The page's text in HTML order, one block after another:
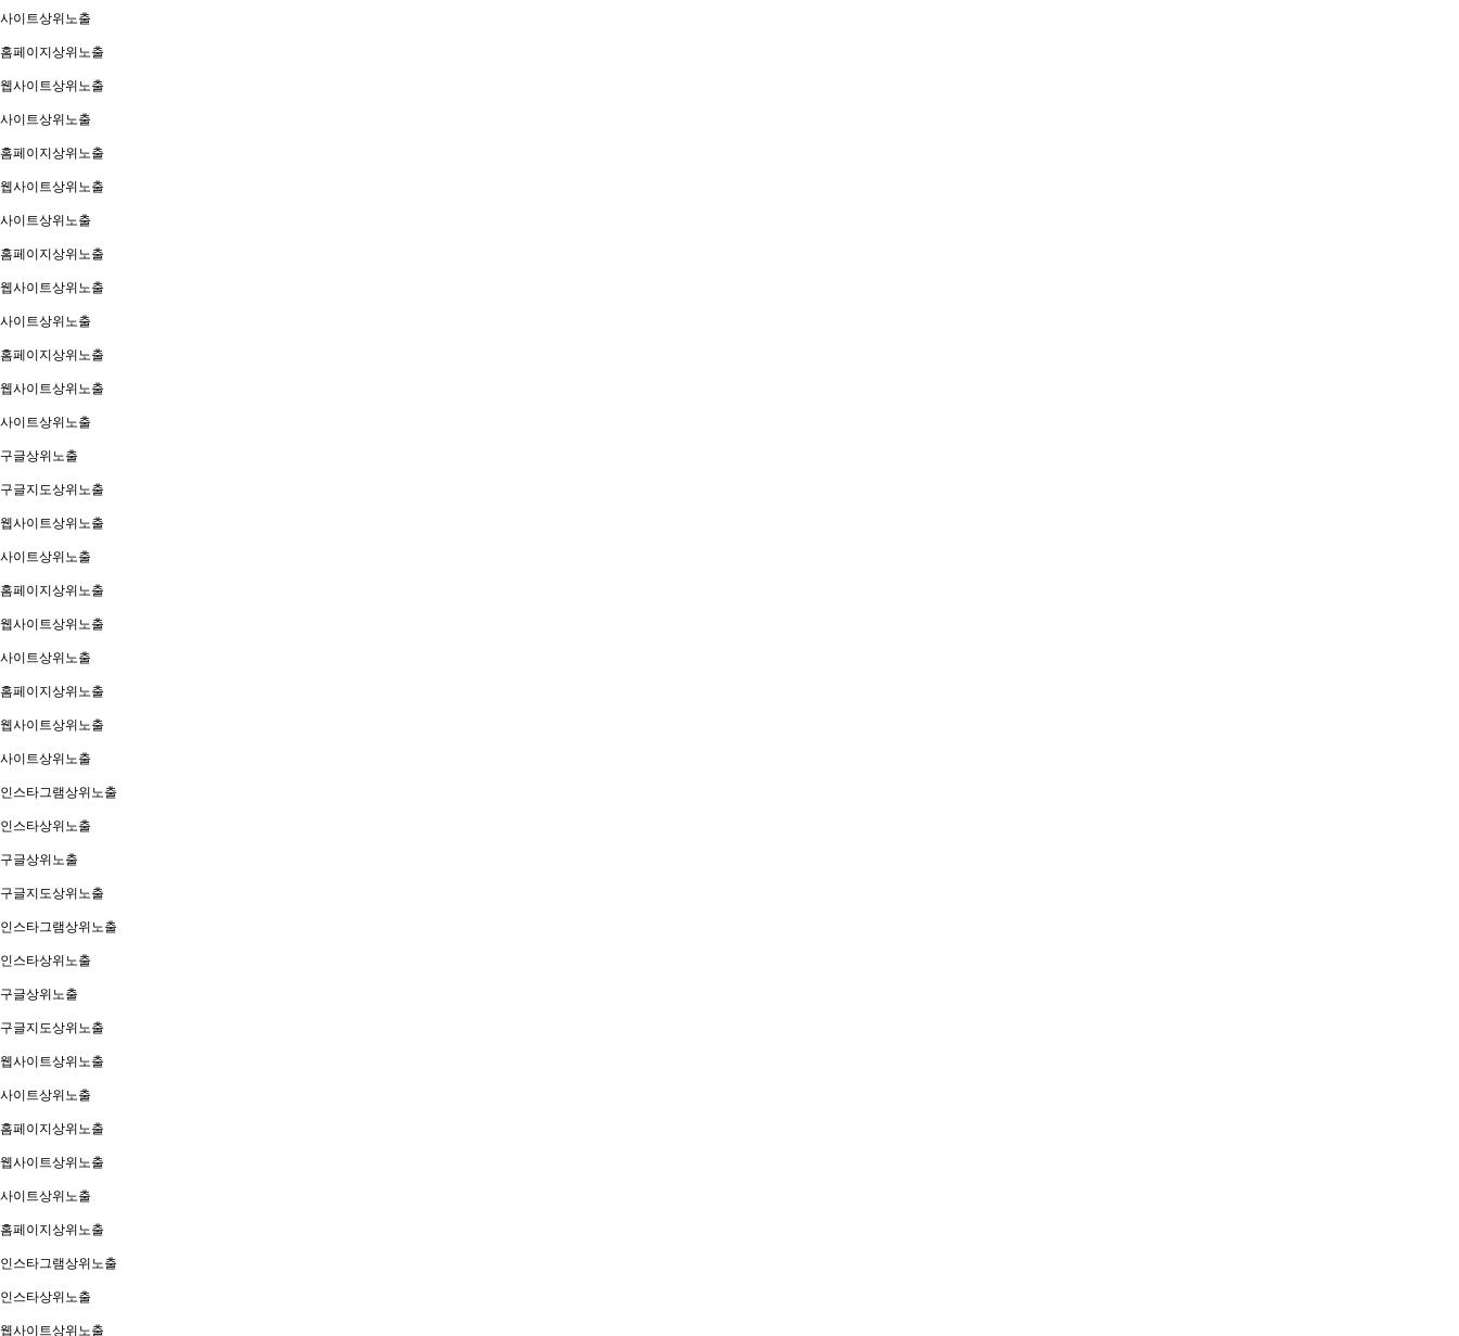
사이트상위노출
홈페이지상위노출
웹사이트상위노출
사이트상위노출
홈페이지상위노출
웹사이트상위노출
사이트상위노출
홈페이지상위노출
웹사이트상위노출
사이트상위노출
홈페이지상위노출
웹사이트상위노출
사이트상위노출
구글상위노출
구글지도상위노출
웹사이트상위노출
사이트상위노출
홈페이지상위노출
웹사이트상위노출
사이트상위노출
홈페이지상위노출
웹사이트상위노출
사이트상위노출
인스타그램상위노출
인스타상위노출
구글상위노출
구글지도상위노출
인스타그램상위노출
인스타상위노출
구글상위노출
구글지도상위노출
웹사이트상위노출
사이트상위노출
홈페이지상위노출
웹사이트상위노출
사이트상위노출
홈페이지상위노출
인스타그램상위노출
인스타상위노출
웹사이트상위노출